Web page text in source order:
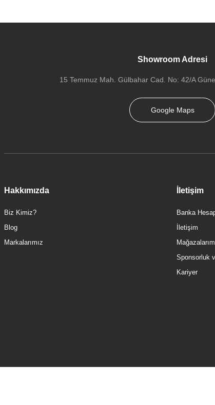
Showroom Adresi
15 Temmuz Mah. Gülbahar Cad. No: 42/A
Google Maps
Hakkımızda
Biz Kimiz?
Blog
Markalarımız
İletişim
Banka
İletişim
Sponsorluk
Kariyer